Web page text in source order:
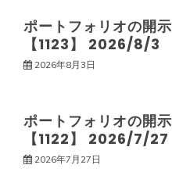
ゲ
ー
ョ
ポートフォリオの開
【1123】 2026/8/3
2026年8月3日
ポートフォリオの開
【1122】 2026/7/27
2026年7月27日